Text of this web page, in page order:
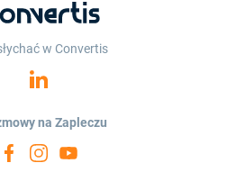
w Convertis
na Zapleczu